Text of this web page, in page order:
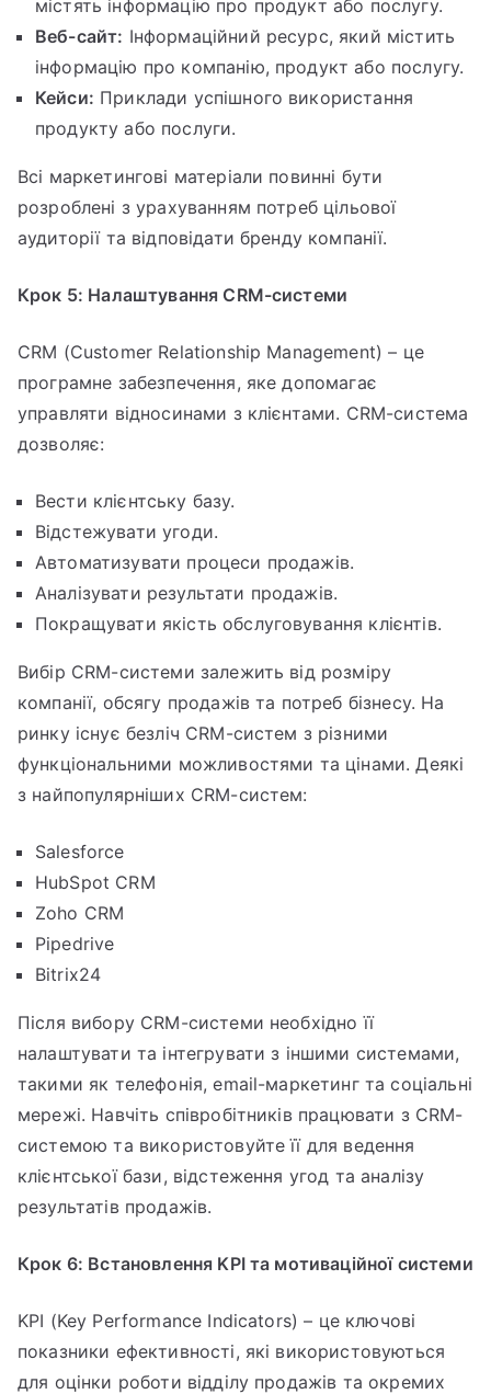
містять інформацію про продукт або послугу.
Веб-сайт: Інформаційний ресурс, який містить
інформацію про компанію, продукт або послугу.
Кейси: Приклади успішного використання
продукту або послуги.
Всі маркетингові матеріали повинні бути
розроблені з урахуванням потреб цільової
аудиторії та відповідати бренду компанії.
Крок 5: Налаштування CRM-системи
CRM (Customer Relationship Management) – це
програмне забезпечення, яке допомагає
управляти відносинами з клієнтами. CRM-система
дозволяє:
Вести клієнтську базу.
Відстежувати угоди.
Автоматизувати процеси продажів.
Аналізувати результати продажів.
Покращувати якість обслуговування клієнтів.
Вибір CRM-системи залежить від розміру
компанії, обсягу продажів та потреб бізнесу. На
ринку існує безліч CRM-систем з різними
функціональними можливостями та цінами. Деякі
з найпопулярніших CRM-систем:
Salesforce
HubSpot CRM
Zoho CRM
Pipedrive
Bitrix24
Після вибору CRM-системи необхідно її
налаштувати та інтегрувати з іншими системами,
такими як телефонія, email-маркетинг та соціальні
мережі. Навчіть співробітників працювати з CRM-
системою та використовуйте її для ведення
клієнтської бази, відстеження угод та аналізу
результатів продажів.
Крок 6: Встановлення KPI та мотиваційної системи
KPI (Key Performance Indicators) – це ключові
показники ефективності, які використовуються
для оцінки роботи відділу продажів та окремих